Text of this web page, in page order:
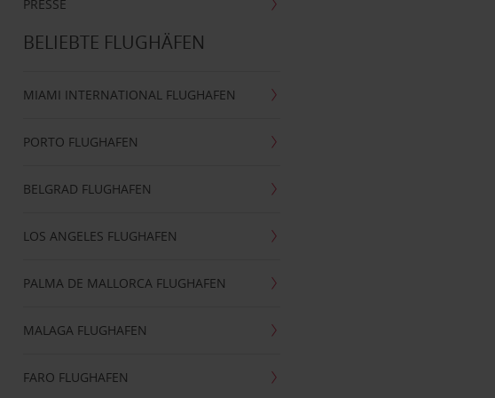
PRESSE
BELIEBTE FLUGHÄFEN
MIAMI INTERNATIONAL FLUGHAFEN
PORTO FLUGHAFEN
BELGRAD FLUGHAFEN
LOS ANGELES FLUGHAFEN
PALMA DE MALLORCA FLUGHAFEN
MALAGA FLUGHAFEN
FARO FLUGHAFEN